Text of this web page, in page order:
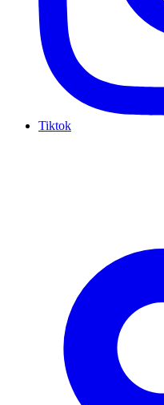
Tiktok